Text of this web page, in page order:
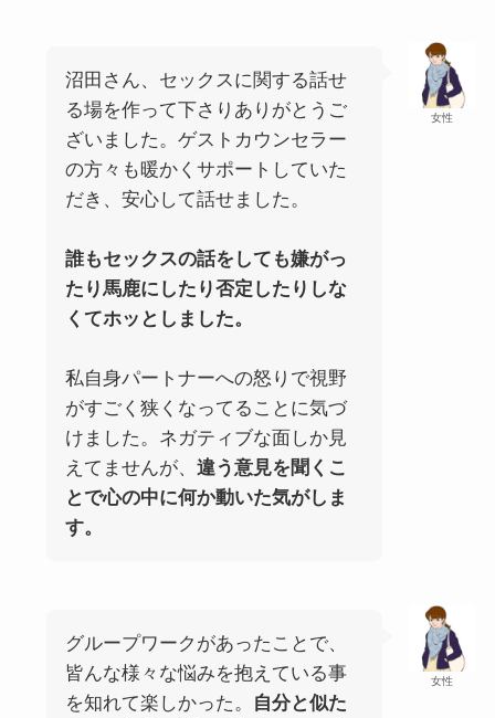
女性
沼田さん、セックスに関する話せ
る場を作って下さりありがとうご
ざいました。ゲストカウンセラー
の方々も暖かくサポートしていた
だき、安心して話せました。
誰もセックスの話をしても嫌がっ
たり馬鹿にしたり否定したりしな
くてホッとしました。
私自身パートナーへの怒りで視野
がすごく狭くなってることに気づ
けました。ネガティブな面しか見
えてませんが、 違う意見を聞くこ
とで心の中に何か動いた気がしま
す。
女性
グループワークがあったことで、
皆んな様々な悩みを抱えている事
を知れて楽しかった。
自分と似た